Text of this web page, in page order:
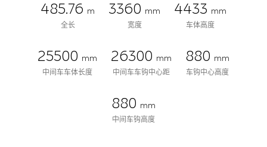
485.76 m
全长
3360 mm
宽度
4433 mm
车体高度
25500 mm
中间车车体长度
26300 mm
中间车车钩中心距
880 mm
车钩中心高度
880 mm
中间车钩高度